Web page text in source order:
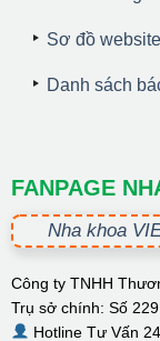
Sơ đồ website
Danh sách
FANPAGE
Nha khoa
Công ty TNHH
Trụ sở chính: Số
Hotline Tư Vấn